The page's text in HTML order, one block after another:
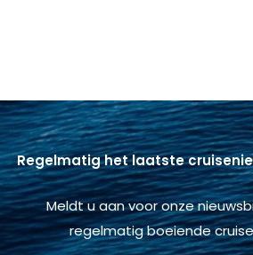
Regelmatig het laatste
Meldt u aan voor onze
regelmatig boeiende